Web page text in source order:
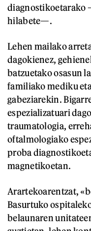
diagnostikoetarako
hilabete—.
Lehen mailako
dagokienez,
batzuetako osasun
familiako mediku
gabeziarekin.
espezializatuari
traumatologia,
oftalmologiako
proba
magnetikoetan.
Arartekoarentzat,
Basurtuko
belaunaren